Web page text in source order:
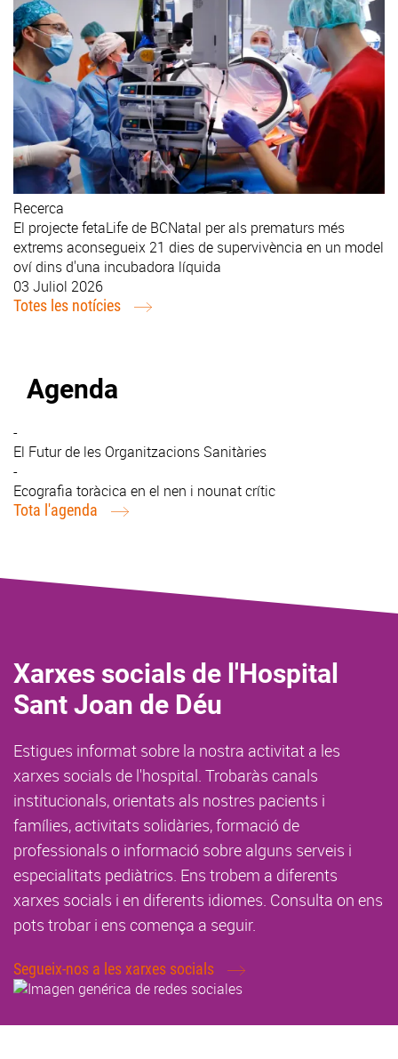
Recerca
El projecte fetaLife de BCNatal per als prematurs més
extrems aconsegueix 21 dies de supervivència en un model
oví dins d'una incubadora líquida
03 Juliol 2026
Totes les notícies
Agenda
-
El Futur de les Organitzacions Sanitàries
-
Ecografia toràcica en el nen i nounat crític
Tota l'agenda
Xarxes socials de l'Hospital
Sant Joan de Déu
Estigues informat sobre la nostra activitat a les
xarxes socials de l'hospital. Trobaràs canals
institucionals, orientats als nostres pacients i
famílies, activitats solidàries, formació de
professionals o informació sobre alguns serveis i
especialitats pediàtrics. Ens trobem a diferents
xarxes socials i en diferents idiomes. Consulta on ens
pots trobar i ens comença a seguir.
Segueix-nos a les xarxes socials